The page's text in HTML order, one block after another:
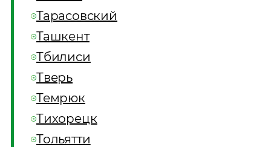
Тарасовский
Ташкент
Тбилиси
Тверь
Темрюк
Тихорецк
Тольятти